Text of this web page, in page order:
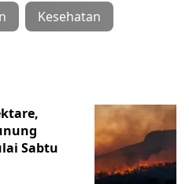
Kesehatan
Sabtu